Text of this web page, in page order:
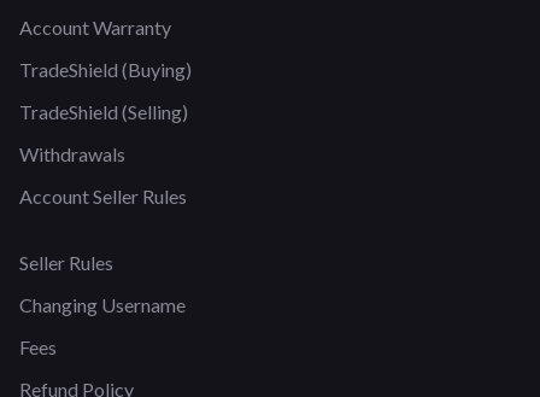
Account Warranty
TradeShield (Buying)
TradeShield (Selling)
Withdrawals
Account Seller Rules
Seller Rules
Changing Username
Fees
Refund Policy